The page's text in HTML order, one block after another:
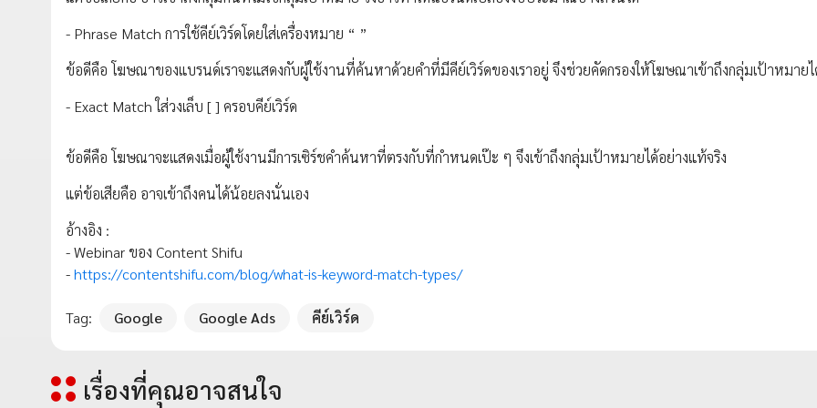
- Phrase Match การใช้คีย์เวิร์ดโดยใส่เครื่องหมาย “ ”
ข้อดีคือ โฆษณาของแบรนด์เราจะแสดงกับผู้ใช้งานที่ค้นหาด้วยคำที่มีคีย์เวิร์ดของเราอยู่ จึงช่วยคัดกรองให้โฆษณาเข้าถึงกลุ่มเป้าหมาย
- Exact Match ใส่วงเล็บ [ ] ครอบคีย์เวิร์ด
ข้อดีคือ โฆษณาจะแสดงเมื่อผู้ใช้งานมีการเซิร์ชคำค้นหาที่ตรงกับที่กำหนดเป๊ะ ๆ จึงเข้าถึงกลุ่มเป้าหมายได้อย่างแท้จริง
แต่ข้อเสียคือ อาจเข้าถึงคนได้น้อยลงนั่นเอง
อ้างอิง :
- Webinar ของ Content Shifu
-https://contentshifu.com/blog/what-is-keyword-match-types/
Tag: Google Google Ads คีย์เวิร์ด
เรื่องที่คุณอาจสนใจ